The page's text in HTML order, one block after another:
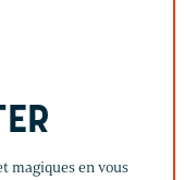
magiques en vous